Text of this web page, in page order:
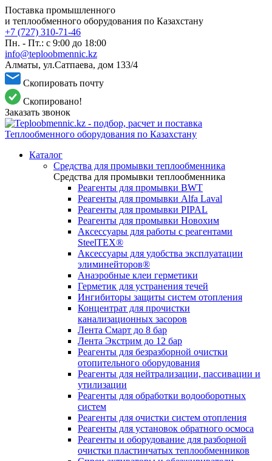
Поставка промышленного
и теплообменного оборудования по Казахстану
+7 (727) 310-71-46
Пн. - Пт.: с 9:00 до 18:00
info@teploobmennic.kz
Алматы, ул.Сатпаева, дом 133/4
Скопировать почту
Скопировано!
Заказать звонок
Каталог
Средства для промывки теплообменника
Средства для промывки теплообменника
Реагенты для промывки BWT
Реагенты для промывки Alfa Laval
Реагенты для промывки PIPAL
Реагенты для промывки Новохим
Аксессуары для работы с реагентами
SteelTEX®
Аксессуары для удобства эксплуатации
элиминейторов®
Анаэробные клеи герметики
Герметик для устранения течей
Ингибиторы защиты систем отопления
Концентрат для прочистки
канализационных засоров
Лента Смарт до 8 бар
Лента Экстрим до 12 бар
Реагенты для безразборной очистки
отопительного оборудования
Реагенты для нейтрализации, пассивации и
утилизации
Реагенты для обработки водооборотных
систем
Реагенты для очистки систем отопления
Реагенты для установок обратного осмоса
Реагенты и оборудование для разборной
очистки пластинчатых теплообменников